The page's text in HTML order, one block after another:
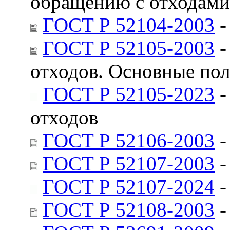
ГОСТ Р 52104-2003
ГОСТ Р 52105-2003
отходов. Основные
ГОСТ Р 52105-2023
отходов
ГОСТ Р 52106-2003
ГОСТ Р 52107-2003
ГОСТ Р 52107-2024
ГОСТ Р 52108-2003